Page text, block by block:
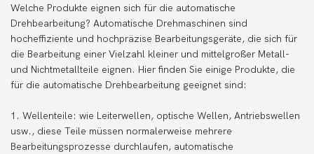
Welche Produkte eignen sich für die automatische
Drehbearbeitung? Automatische Drehmaschinen sind
hocheffiziente und hochpräzise Bearbeitungsgeräte, die sich für
die Bearbeitung einer Vielzahl kleiner und mittelgroßer Metall-
und Nichtmetallteile eignen. Hier finden Sie einige Produkte, die
für die automatische Drehbearbeitung geeignet sind:
1. Wellenteile: wie Leiterwellen, optische Wellen, Antriebswellen
usw., diese Teile müssen normalerweise mehrere
Bearbeitungsprozesse durchlaufen, automatische